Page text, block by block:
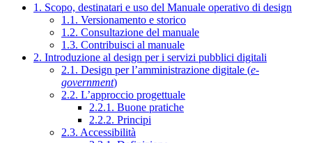
1. Scopo, destinatari e uso del Manuale operativo di design
1.1. Versionamento e storico
1.2. Consultazione del manuale
1.3. Contribuisci al manuale
2. Introduzione al design per i servizi pubblici digitali
2.1. Design per l’amministrazione digitale (e-
government)
2.2. L’approccio progettuale
2.2.1. Buone pratiche
2.2.2. Principi
2.3. Accessibilità